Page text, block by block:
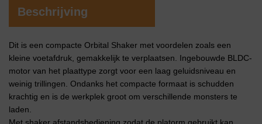
Beschrijving
Dit is een compacte Orbital Shaker met voordelen zoals een
kleine voetafdruk, gemakkelijk te verplaatsen. Ingebouwde BLDC-
motor van het plaattype zorgt voor een laag geluidsniveau en
weinig trillingen. Ondanks het compacte formaat is schudden
krachtig en is de werkplek groot om verschillende monsters te
laden.